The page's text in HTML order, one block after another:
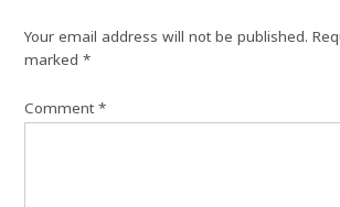
Your email address will not be published.
marked*
Comment*